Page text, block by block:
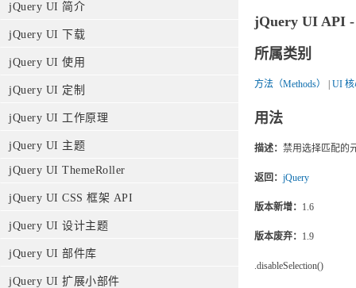
jQuery UI 简介
jQuery UI 下载
jQuery UI 使用
jQuery UI 定制
jQuery UI 工作原理
jQuery UI 主题
jQuery UI ThemeRoller
jQuery UI CSS 框架 API
jQuery UI 设计主题
jQuery UI 部件库
jQuery UI 扩展小部件
jQuery UI API
所属类别
方法（Methods） UI 核
用法
描述： 禁用选择匹配的
返回： jQuery
版本新增： 1.6
版本废弃： 1.9
.disableSelection()